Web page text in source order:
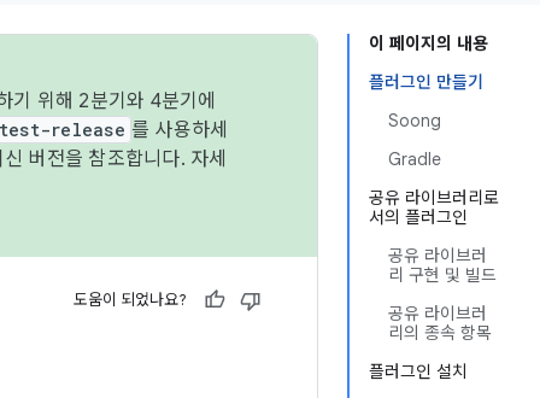
이 페이지의 내용
플러그인 만들기
Soong
Gradle
공유 라이브러리로
서의 플러그인
공유 라이브러
리 구현 및 빌드
공유 라이브러
리의 종속 항목
플러그인 설치
기 위해 2분기와 4분기에
release 를 사용하세
버전을 참조합니다. 자세
도움이 되었나요?